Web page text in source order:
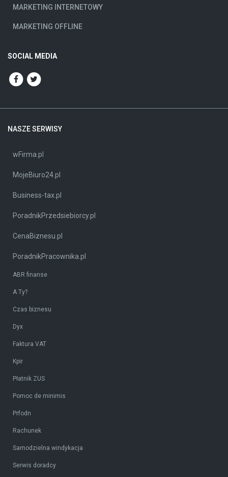
MARKETING INTERNETOWY
MARKETING OFFLINE
SOCIAL MEDIA
NASZE SERWISY
wFirma.pl
MojeBiuro24.pl
Business-tax.pl
PoradnikPrzedsiebiorcy.pl
CenaBiznesu.pl
PoradnikPracownika.pl
ABR finanse
A Ty?
Czas biznesu
Dyx
Faktura VAT
Kpir
Płatnik ZUS
Pomoc de minimis
Prfodn
Rachunek
Samodzielna windykacja
Serwis doradcy